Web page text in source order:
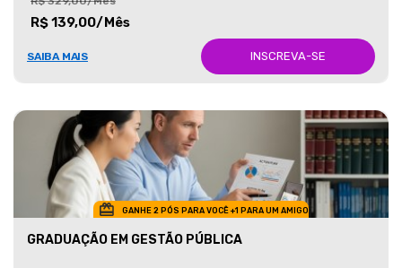
R$ 139,00/Mês
SAIBA MAIS INSCREVA-SE
GANHE 2 PÓS PARA VOCÊ +1 PARA UM AMIGO
GRADUAÇÃO EM GESTÃO PÚBLICA